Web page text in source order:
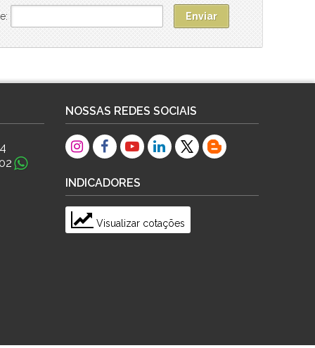
NOSSAS REDES SOCIAIS
INDICADORES
Visualizar cotações